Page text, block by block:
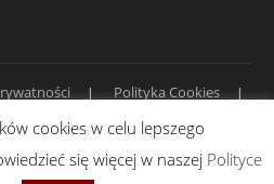
Polityka Cookies
Wszelkie prawa zastrzeżone.
cookies w celu lepszego
się więcej w naszej Polityce